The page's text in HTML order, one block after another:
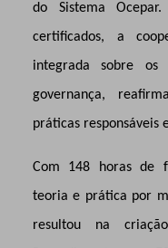
do Sistema
certificados, a
integrada sobre
governança,
práticas responsáveis
Com 148 horas de
teoria e prática por
resultou na